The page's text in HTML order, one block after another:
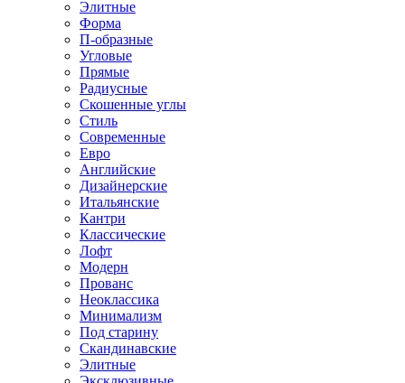
Элитные
Форма
П-образные
Угловые
Прямые
Радиусные
Скошенные углы
Стиль
Современные
Евро
Английские
Дизайнерские
Итальянские
Кантри
Классические
Лофт
Модерн
Прованс
Неоклассика
Минимализм
Под старину
Скандинавские
Элитные